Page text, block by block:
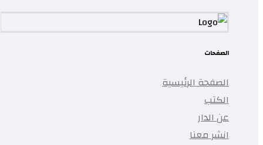
الصفحات
الصفحة الرئيسية
الكتب
عن الدار
انشر معنا